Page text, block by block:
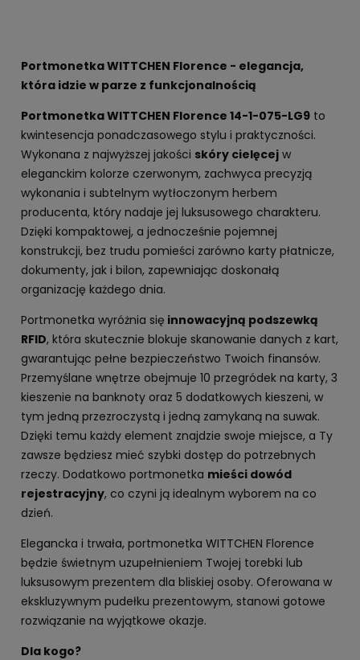
Portmonetka WITTCHEN Florence - elegancja,
która idzie w parze z funkcjonalnością
Portmonetka WITTCHEN Florence 14-1-075-LG9 to
kwintesencja ponadczasowego stylu i praktyczności.
Wykonana z najwyższej jakości skóry cielęcej w
eleganckim kolorze czerwonym, zachwyca precyzją
wykonania i subtelnym wytłoczonym herbem
producenta, który nadaje jej luksusowego charakteru.
Dzięki kompaktowej, a jednocześnie pojemnej
konstrukcji, bez trudu pomieści zarówno karty płatnicze,
dokumenty, jak i bilon, zapewniając doskonałą
organizację każdego dnia.
Portmonetka wyróżnia się innowacyjną podszewką
RFID, która skutecznie blokuje skanowanie danych z kart,
gwarantując pełne bezpieczeństwo Twoich finansów.
Przemyślane wnętrze obejmuje 10 przegródek na karty, 3
kieszenie na banknoty oraz 5 dodatkowych kieszeni, w
tym jedną przezroczystą i jedną zamykaną na suwak.
Dzięki temu każdy element znajdzie swoje miejsce, a Ty
zawsze będziesz mieć szybki dostęp do potrzebnych
rzeczy. Dodatkowo portmonetka mieści dowód
rejestracyjny, co czyni ją idealnym wyborem na co
dzień.
Elegancka i trwała, portmonetka WITTCHEN Florence
będzie świetnym uzupełnieniem Twojej torebki lub
luksusowym prezentem dla bliskiej osoby. Oferowana w
ekskluzywnym pudełku prezentowym, stanowi gotowe
rozwiązanie na wyjątkowe okazje.
Dla kogo?